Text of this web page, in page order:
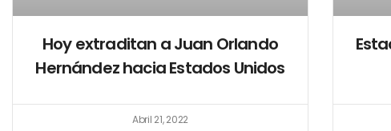
Hoy extraditan a Juan Orlando
Hernández hacia Estados Unidos
Abril 21, 2022